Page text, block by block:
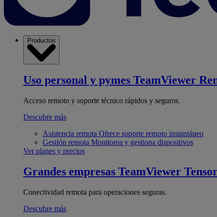
Productos
Uso personal y pymes TeamViewer
Acceso remoto y soporte técnico rápidos y seguros.
Descubre más
Asistencia remota Ofrece soporte remoto instantáneo
Gestión remota Monitorea y gestiona dispositivos
Ver planes y precios
Grandes empresas TeamViewer Tensor
Conectividad remota para operaciones seguras.
Descubre más